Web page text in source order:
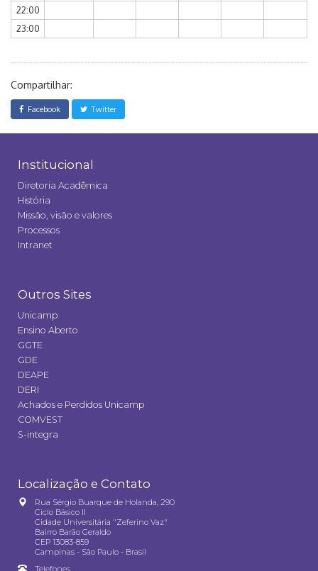
22:00
23:00
Compartilhar:
Facebook Twitter
Institucional
Diretoria Acadêmica
História
Missão, visão e valores
Processos
Intranet
Outros Sites
Unicamp
Ensino Aberto
GGTE
GDE
DEAPE
DERI
Achados e Perdidos Unicamp
COMVEST
S-integra
Localização e Contato
Rua Sérgio Buarque de Holanda, 290
Ciclo Básico II
Cidade Universitária "Zeferino Vaz"
Bairro Barão Geraldo
CEP 13083-859
Campinas - São Paulo - Brasil
Telefones